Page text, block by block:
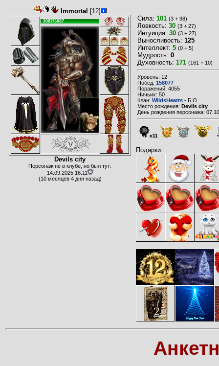
Immortal [12]
3087/3087
Devils city
Персонаж не в клубе, но был тут:
14.09.2025 16:11
(10 месяцев 4 дня назад)
Сила: 101 (3 + 98)
Ловкость: 30 (3 + 27)
Интуиция: 30 (3 + 27)
Выносливость: 125
Интеллект: 5 (0 + 5)
Мудрость: 0
Духовность: 171 (161 + 10)
Уровень: 12
Побед: 158077
Поражений: 4055
Ничьих: 50
Клан: WildsHearts - Б.О
Место рождения: Devils city
День рождения персонажа:
x11
Подарки: